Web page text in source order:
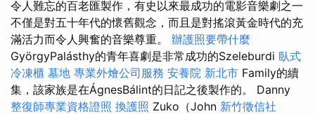
令人難忘的百老匯製作，有史以來最成功的電影音樂劇之一
不僅是對五十年代的懷舊觀念，而且是對搖滾黃金時代的充
滿活力而令人興奮的音樂尊重。 辦護照要帶什麼
GyörgyPalásthy的青年喜劇是非常成功的Szeleburdi 臥式
冷凍櫃 墓地 專業外燴公司服務 安養院 新北市 Family的續
集，該家族是在ÁgnesBálint的日記之後製作的。 Danny
整復師專業資格證照 換護照 Zuko（John 新竹徵信社